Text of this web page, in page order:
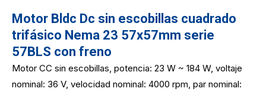
Motor Bldc Dc sin escobillas cuadrado
trifásico Nema 23 57x57mm serie
57BLS con freno
Motor CC sin escobillas, potencia: 23 W ~ 184 W, voltaje
nominal: 36 V, velocidad nominal: 4000 rpm, par nominal: